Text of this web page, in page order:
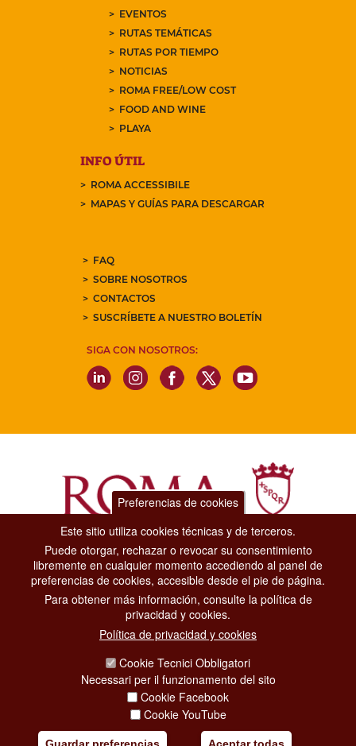
EVENTOS
RUTAS TEMÁTICAS
RUTAS POR TIEMPO
NOTICIAS
ROMA FREE/LOW COST
FOOD AND WINE
PLAYA
INFO ÚTIL
ROMA ACCESSIBILE
MAPAS Y GUÍAS PARA DESCARGAR
FAQ
SOBRE NOSOTROS
CONTACTOS
SUSCRÍBETE A NUESTRO BOLETÍN
SIGA CON NOSOTROS:
Dipartimento Grandi Eventi, Sport, Turismo e Moda.
Via di San Basilio, 51
00187 Roma
CONTACT CENTER TEL. 06 06 08
CONTATTA LA REDAZIONE
SOCIAL MEDIA POLICY
Preferencias de cookies
Este sitio utiliza cookies técnicas y de terceros.
Puede otorgar, rechazar o revocar su consentimiento
libremente en cualquier momento accediendo al panel de
preferencias de cookies, accesible desde el pie de página.
Para obtener más información, consulte la política de
privacidad y cookies.
Política de privacidad y cookies
Cookie Tecnici Obbligatori
Necessari per il funzionamento del sito
Cookie Facebook
Cookie YouTube